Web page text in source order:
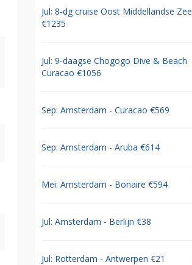
Jul: 8-dg cruise Oost Middellandse Zee
€1235
Jul: 9-daagse Chogogo Dive & Beach
Curacao €1056
Sep: Amsterdam - Curacao €569
Sep: Amsterdam - Aruba €614
Mei: Amsterdam - Bonaire €594
Jul: Amsterdam - Berlijn €38
Jul: Rotterdam - Antwerpen €21